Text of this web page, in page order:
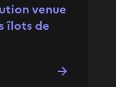
venue
îlots de